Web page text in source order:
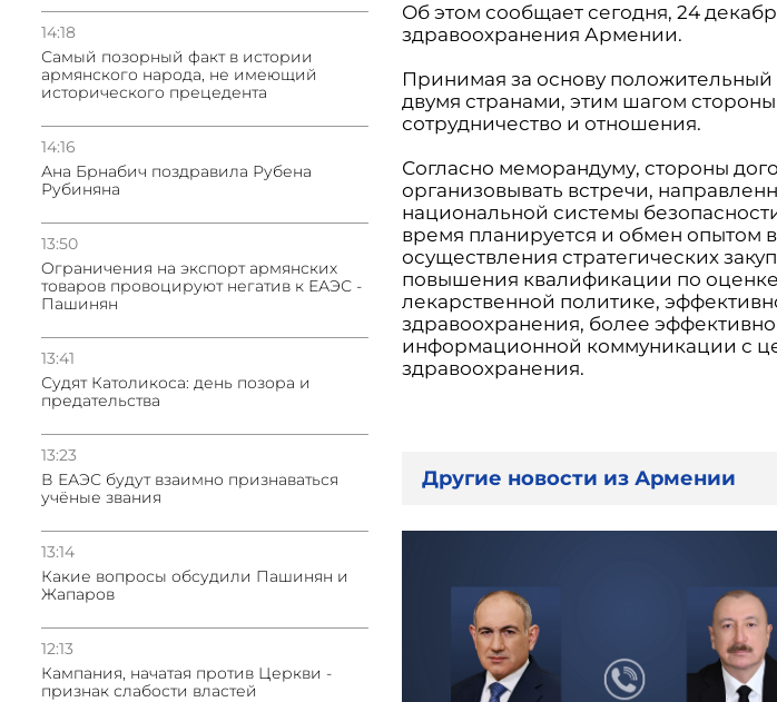
14:18
Самый позорный факт в истории
армянского народа, не имеющий
исторического прецедента
14:16
Ана Брнабич поздравила Рубена
Рубиняна
13:50
Oграничения на экспорт армянских
товаров провоцируют негатив к ЕАЭС -
Пашинян
13:41
Судят Католикоса: день позора и
предательства
13:23
В ЕАЭС будут взаимно признаваться
учёные звания
13:14
Какие вопросы обсудили Пашинян и
Жапаров
12:13
Кампания, начатая против Церкви -
признак слабости властей
Об этом сообщает сегодня, 24
здравоохранения Армении.
Принимая за основу
двумя странами, этим шагом
сотрудничество и отношения.
Согласно меморандуму, стороны
организовывать встречи,
национальной системы
время планируется и обмен опытом
осуществления стратегических
повышения квалификации по оценке
лекарственной политике,
здравоохранения, более
информационной коммуникации с
здравоохранения.
Другие новости из Армении